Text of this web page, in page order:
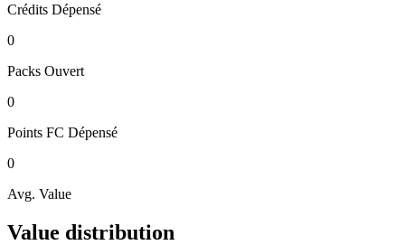
Crédits Dépensé
0
Packs Ouvert
0
Points FC Dépensé
0
Avg. Value
Value distribution